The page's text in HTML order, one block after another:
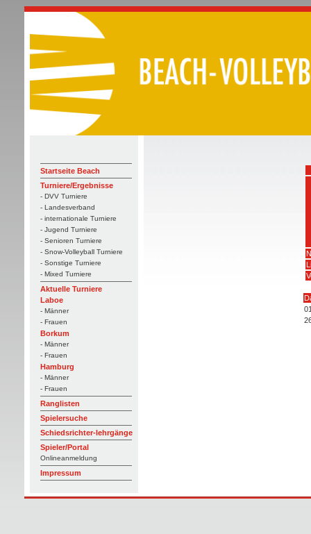
Startseite Beach
Turniere/Ergebnisse
- DVV Turniere
- Landesverband
- internationale Turniere
- Jugend Turniere
- Senioren Turniere
- Snow-Volleyball Turniere
- Sonstige Turniere
- Mixed Turniere
Aktuelle Turniere
Laboe
- Männer
- Frauen
Borkum
- Männer
- Frauen
Hamburg
- Männer
- Frauen
Ranglisten
Spielersuche
Schiedsrichter-lehrgänge
Spieler/Portal
Onlineanmeldung
Impressum